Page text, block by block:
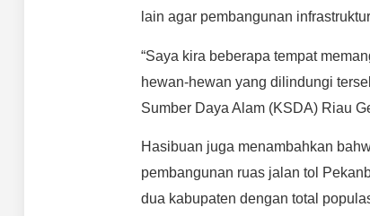
lain agar pembangunan
“Saya kira beberapa tempat
hewan-hewan yang dilindungi
Sumber Daya Alam (KSDA) Riau
Hasibuan juga menambahkan
pembangunan ruas jalan tol
dua kabupaten dengan total